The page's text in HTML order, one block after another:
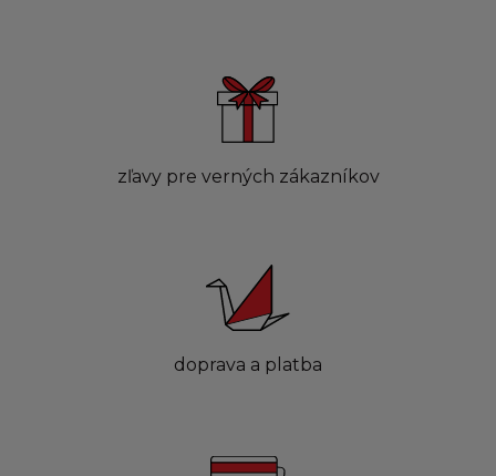
zľavy pre verných zákazníkov
doprava a platba